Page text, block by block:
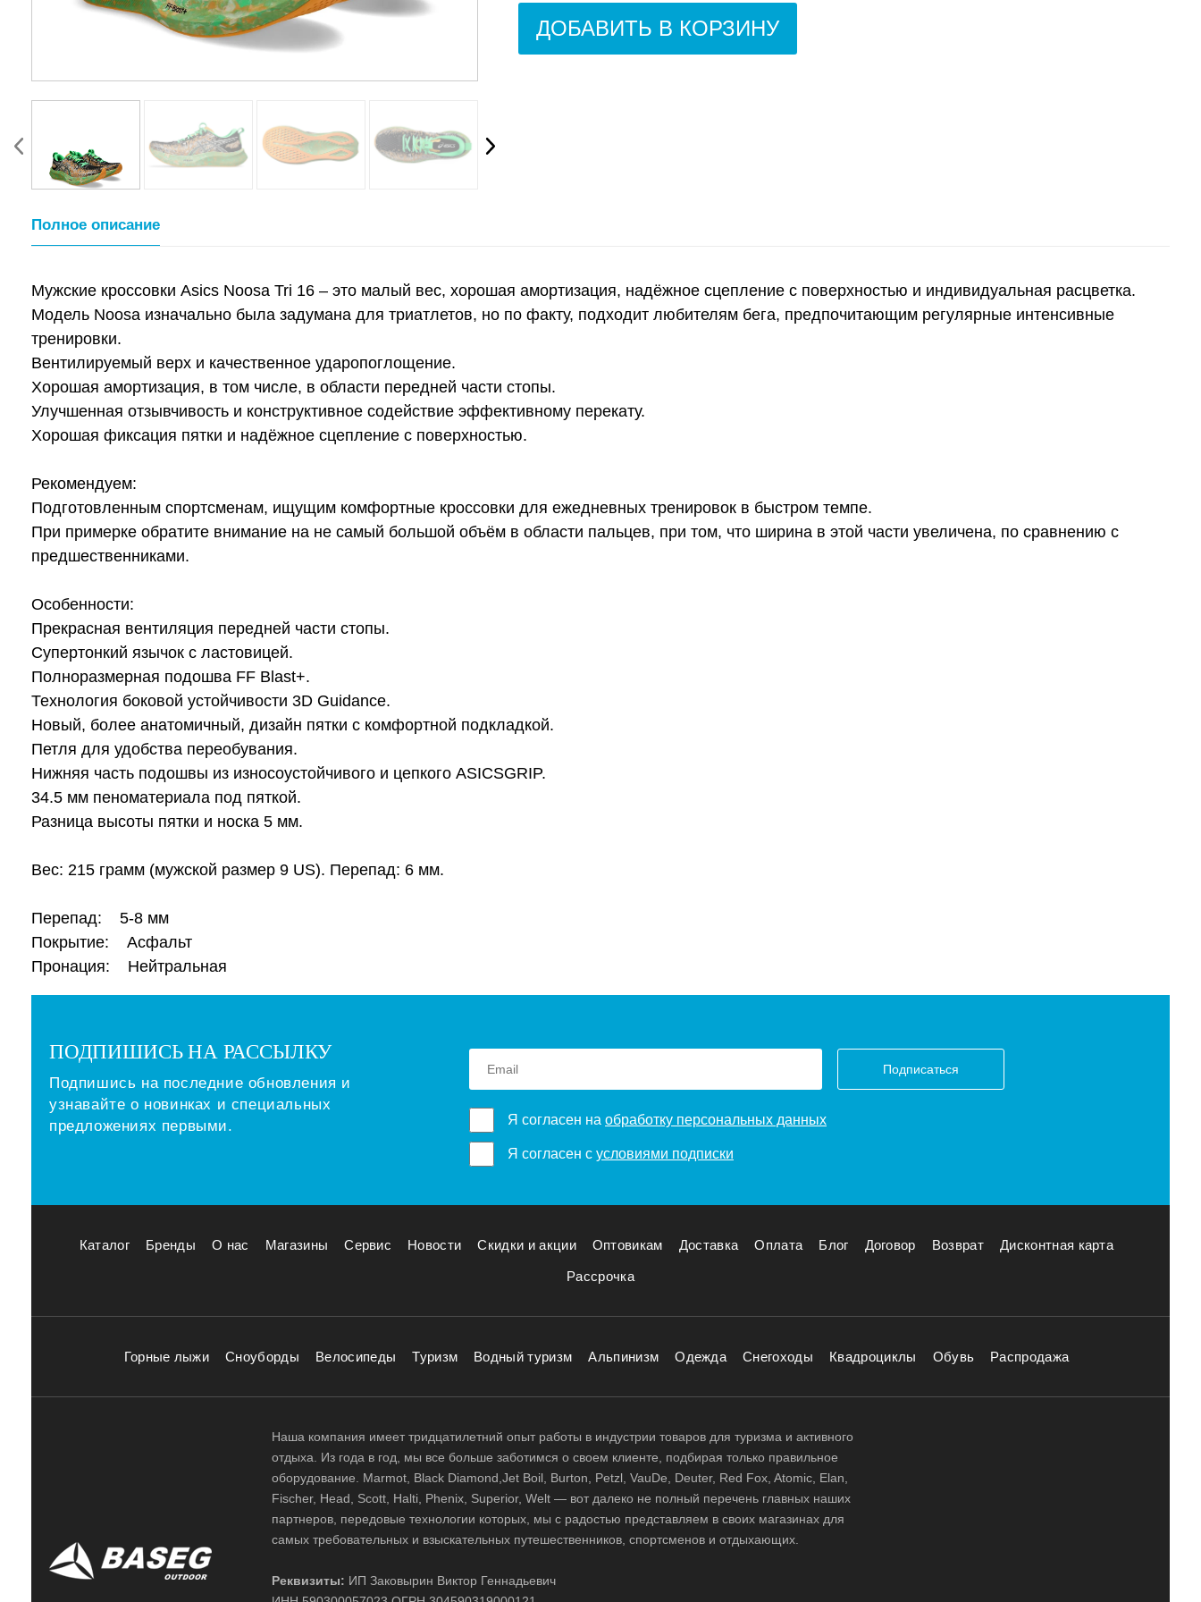
ДОБАВИТЬ В КОРЗИНУ
Полное описание
Мужские кроссовки Asics Noosa Tri 16 – это малый вес, хорошая амортизация, надёжное сцепление с поверхностью и индивидуальная расцветка.
Модель Noosa изначально была задумана для триатлетов, но по факту, подходит любителям бега, предпочитающим регулярные интенсивные
тренировки.
Вентилируемый верх и качественное ударопоглощение.
Хорошая амортизация, в том числе, в области передней части стопы.
Улучшенная отзывчивость и конструктивное содействие эффективному перекату.
Хорошая фиксация пятки и надёжное сцепление с поверхностью.
Рекомендуем:
Подготовленным спортсменам, ищущим комфортные кроссовки для ежедневных тренировок в быстром темпе.
При примерке обратите внимание на не самый большой объём в области пальцев, при том, что ширина в этой части увеличена, по сравнению с
предшественниками.
Особенности:
Прекрасная вентиляция передней части стопы.
Супертонкий язычок с ластовицей.
Полноразмерная подошва FF Blast+.
Технология боковой устойчивости 3D Guidance.
Новый, более анатомичный, дизайн пятки с комфортной подкладкой.
Петля для удобства переобувания.
Нижняя часть подошвы из износоустойчивого и цепкого ASICSGRIP.
34.5 мм пеноматериала под пяткой.
Разница высоты пятки и носка 5 мм.
Вес: 215 грамм (мужской размер 9 US). Перепад: 6 мм.
Перепад: 5-8 мм
Покрытие: Асфальт
Пронация: Нейтральная
ПОДПИШИСЬ НА РАССЫЛКУ
Подпишись на последние обновления и
узнавайте о новинках и специальных
предложениях первыми.
Подписаться
Я согласен на обработку персональных данных
Я согласен с условиями подписки
Каталог Бренды О нас Магазины Сервис Новости Скидки и акции Оптовикам Доставка Оплата Блог Договор Возврат Дисконтная карта
Рассрочка
Горные лыжи Сноуборды Велосипеды Туризм Водный туризм Альпинизм Одежда Снегоходы Квадроциклы Обувь Распродажа
Наша компания имеет тридцатилетний опыт работы в индустрии товаров для туризма и активного
отдыха. Из года в год, мы все больше заботимся о своем клиенте, подбирая только правильное
оборудование. Marmot, Black Diamond,Jet Boil, Burton, Petzl, VauDe, Deuter, Red Fox, Atomic, Elan,
Fischer, Head, Scott, Halti, Phenix, Superior, Welt — вот далеко не полный перечень главных наших
партнеров, передовые технологии которых, мы с радостью представляем в своих магазинах для
самых требовательных и взыскательных путешественников, спортсменов и отдыхающих.
Реквизиты: ИП Заковырин Виктор Геннадьевич